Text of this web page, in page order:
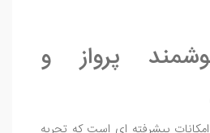
پرواز و